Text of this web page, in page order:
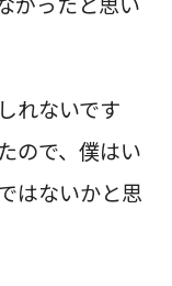
れないです
ので、僕はい
はないかと思